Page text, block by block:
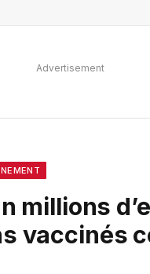
Advertisement
millions
vaccinés